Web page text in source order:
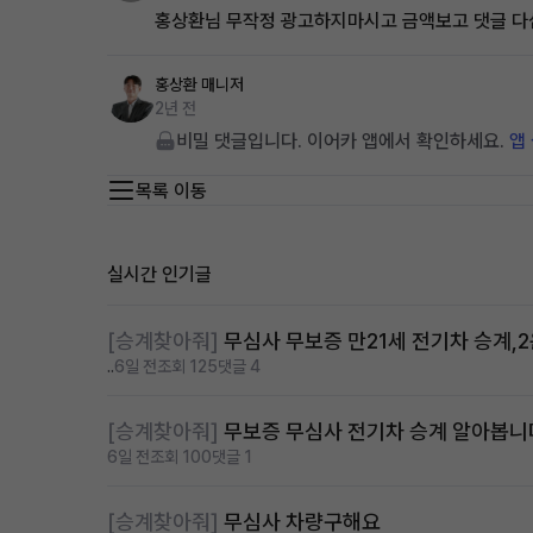
홍상환님 무작정 광고하지마시고 금액보고 댓글 다
홍상환 매니저
2년 전
비밀 댓글입니다. 이어카 앱에서 확인하세요. 앱
목록 이동
실시간 인기글
[승계찾아줘] 무심사 무보증 만21세 전기차 승계
..6일 전조회 125댓글 4
[승계찾아줘] 무보증 무심사 전기차 승계 알아봅니
6일 전조회 100댓글 1
[승계찾아줘] 무심사 차량구해요